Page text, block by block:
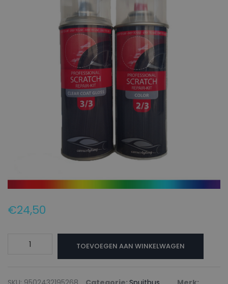
€24,50
Blanke
TOEVOEGEN AAN WINKELWAGEN